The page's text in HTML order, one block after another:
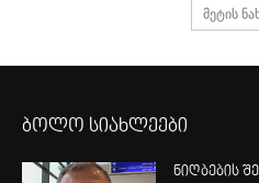
მეტის
ბოლო სიახლეები
ნიღბების